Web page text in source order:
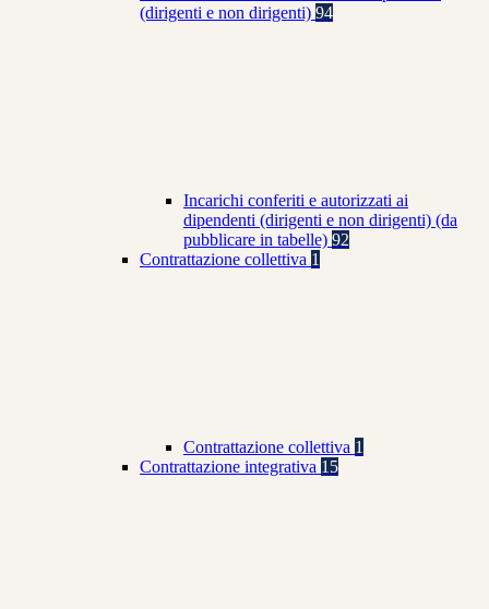
(dirigenti e non dirigenti) 94
Incarichi conferiti e autorizzati ai
dipendenti (dirigenti e non dirigenti) (da
pubblicare in tabelle) 92
Contrattazione collettiva 1
Contrattazione collettiva 1
Contrattazione integrativa 15